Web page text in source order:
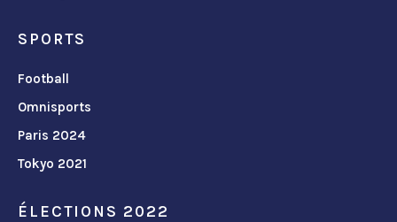
SPORTS
Football
Omnisports
Paris 2024
Tokyo 2021
ÉLECTIONS 2022